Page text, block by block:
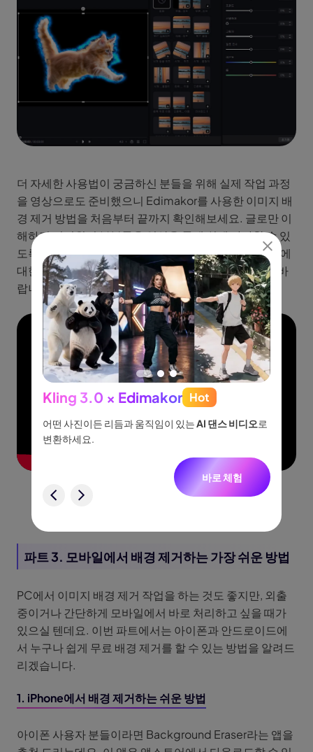
더 자세한 사용법이 궁금하신 분들을 위해 실제 작업 과정
을 영상으로도 준비했으니 Edimakor를 사용한 이미지 배
경 제거 방법을 처음부터 끝까지 확인해보세요. 글로만 이
해하기 어려웠던 부분들을 영상을 통해 쉽게 따라할 수 있
도록 영상으로 만들어 두었고, 세부 설정이나 보정 작업에
대한 팁들도 영상에서 자세히 다뤘으니 참고해 보시기 바
랍니다.
파트 3. 모바일에서 배경 제거하는 가장 쉬운 방법
PC에서 이미지 배경 제거 작업을 하는 것도 좋지만, 외출
중이거나 간단하게 모바일에서 바로 처리하고 싶을 때가
있으실 텐데요. 이번 파트에서는 아이폰과 안드로이드에
서 누구나 쉽게 무료 배경 제거를 할 수 있는 방법을 알려드
리겠습니다.
1. iPhone에서 배경 제거하는 쉬운 방법
아이폰 사용자 분들이라면 Background Eraser라는 앱을
Kling 3.0 × Edimakor Hot
어떤 사진이든 리듬과 움직임이 있는AI 댄스 비디오로
변환하세요.
바로 체험
니다.